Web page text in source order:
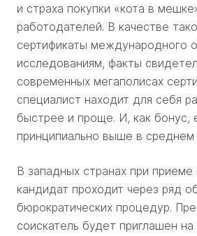
и страха покупки «кота в
работодателей. В качестве
сертификаты международного
исследованиям, факты
современных мегаполисах
специалист находит для себя
быстрее и проще. И, как бонус,
принципиально выше в среднем
В западных странах при приеме
кандидат проходит через ряд
бюрократических процедур.
соискатель будет приглашен